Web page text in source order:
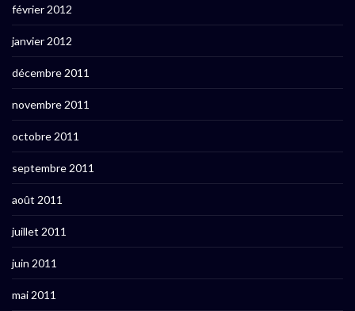
février 2012
janvier 2012
décembre 2011
novembre 2011
octobre 2011
septembre 2011
août 2011
juillet 2011
juin 2011
mai 2011